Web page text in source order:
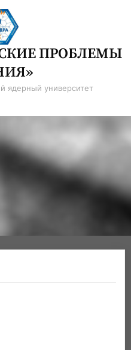
ПРОБЛЕМЫ
ядерный университет